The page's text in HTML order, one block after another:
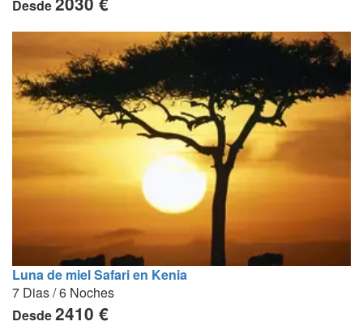
Desde
Luna de miel Safari en Kenia
7 Dias / 6 Noches
Desde2410 €